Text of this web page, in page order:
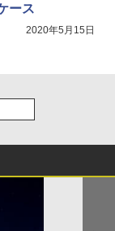
ース
2020年5月15日